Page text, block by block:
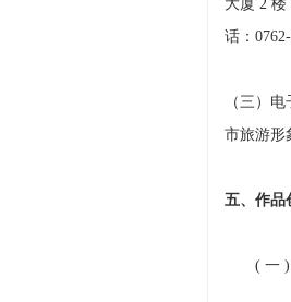
大厦 2
话：0762-
（三）
市旅游形
五、作品
( 一 )